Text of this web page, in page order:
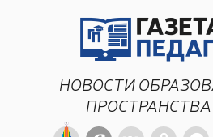
НОВОСТИ